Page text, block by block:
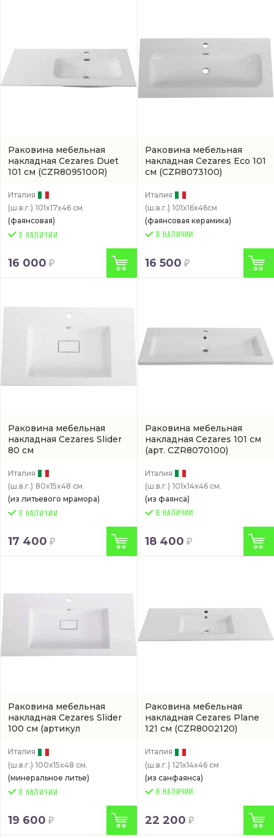
Раковина мебельная
накладная Cezares Duet
101 см (CZR8095100R)
Италия
(ш.в.г.) 101x17x46 см.
(фаянсовая)
16 000
Раковина мебельная
накладная Cezares Eco 101
см (CZR8073100)
Италия
(ш.в.г.) 101x16x46см
(фаянсовая керамика)
В НАЛИЧИИ
16 500
Раковина мебельная
накладная Cezares Slider
80 см
Италия
(ш.в.г.) 80x15x48 см.
(из литьевого мрамора)
17 400
Раковина мебельная
накладная Cezares 101 см
(арт. CZR8070100)
Италия
(ш.в.г.) 101x14x46 см.
(из фаянса)
В НАЛИЧИИ
18 400
Раковина мебельная
накладная Cezares Slider
100 см (артикул
Италия
(ш.в.г.) 100x15x48 см.
(минеральное литье)
19 600
Раковина мебельная
накладная Cezares Plane
121 см (CZR8002120)
Италия
(ш.в.г.) 121x14x46 см
(из санфаянса)
В НАЛИЧИИ
22 200